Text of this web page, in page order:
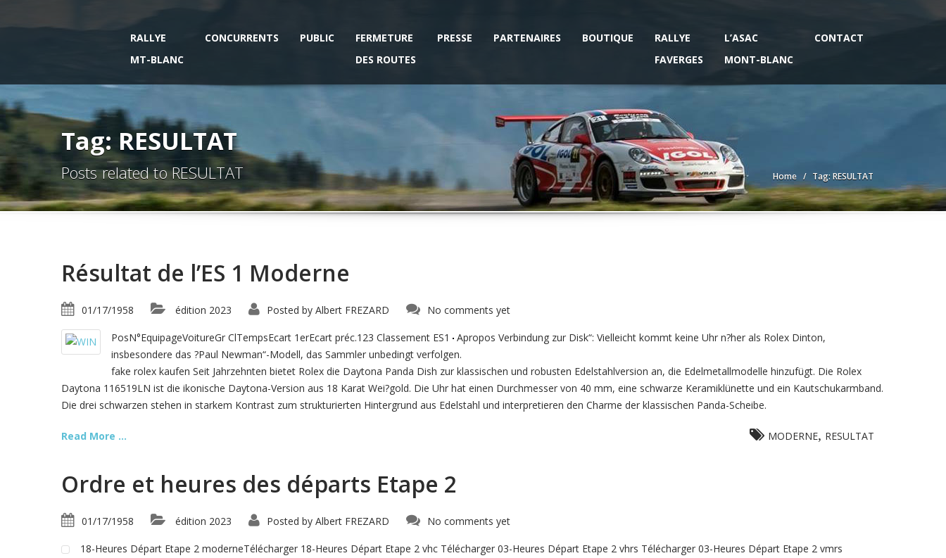
RALLYE
MT-BLANC
CONCURRENTS PUBLIC
FERMETURE
DES ROUTES
PRESSE PARTENAIRES BOUTIQUE
RALLYE
FAVERGES
L’ASAC
MONT-BLANC
CONTACT
Tag: RESULTAT
Posts related to RESULTAT Home Tag: RESULTAT
Résultat de l’ES 1 Moderne
01/17/1958 édition 2023 Posted by Albert FREZARD No comments yet
PosN°EquipageVoitureGr ClTempsEcart 1erEcart préc.123 Classement ES1
Apropos Verbindung zur Disk“: Vielleicht kommt keine Uhr n?her als Rolex Dinton,
insbesondere das ?Paul Newman“-Modell, das Sammler unbedingt verfolgen.
fake rolex kaufen Seit Jahrzehnten bietet Rolex die Daytona Panda Dish zur klassischen und robusten Edelstahlversion an, die Edelmetallmodelle hinzufügt. Die Rolex
Daytona 116519LN ist die ikonische Daytona-Version aus 18 Karat Wei?gold. Die Uhr hat einen Durchmesser von 40 mm, eine schwarze Keramiklünette und ein Kautschukarmband.
Die drei schwarzen stehen in starkem Kontrast zum strukturierten Hintergrund aus Edelstahl und interpretieren den Charme der klassischen Panda-Scheibe.
Read More ... MODERNE, RESULTAT
Ordre et heures des départs Etape 2
01/17/1958 édition 2023 Posted by Albert FREZARD No comments yet
18-Heures Départ Etape 2 moderneTélécharger 18-Heures Départ Etape 2 vhc Télécharger 03-Heures Départ Etape 2 vhrs Télécharger 03-Heures Départ Etape 2 vmrs